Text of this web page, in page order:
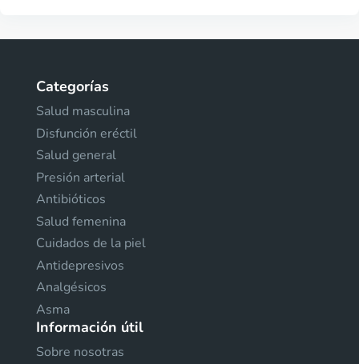
Categorías
Salud masculina
Disfunción eréctil
Salud general
Presión arterial
Antibióticos
Salud femenina
Cuidados de la piel
Antidepresivos
Analgésicos
Asma
Información útil
Sobre nosotras